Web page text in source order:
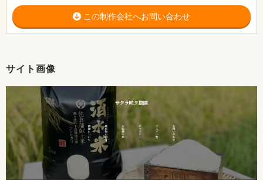
サイト画像
この制作会社へお問い合わせ